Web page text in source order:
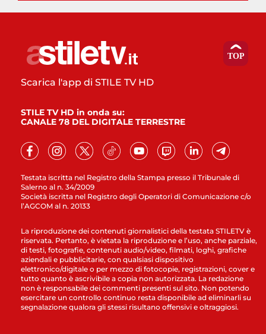
Testata iscritta nel Registro della Stampa presso il Tribunale di
Salerno al n. 34/2009
Società iscritta nel Registro degli Operatori di Comunicazione c/o
l’AGCOM al n. 20133
Scarica l'app di STILE TV HD
STILE TV HD in onda su:
CANALE 78 DEL DIGITALE TERRESTRE
La riproduzione dei contenuti giornalistici della testata STILETV è
riservata. Pertanto, è vietata la riproduzione e l’uso, anche parziale,
di testi, fotografie, contenuti audio/video, filmati, loghi, grafiche
aziendali e pubblicitarie, con qualsiasi dispositivo
elettronico/digitale o per mezzo di fotocopie, registrazioni, cover e
tutto quanto è ascrivibile a copia non autorizzata. La redazione
non è responsabile dei commenti presenti sul sito. Non potendo
esercitare un controllo continuo resta disponibile ad eliminarli su
segnalazione qualora gli stessi risultano offensivi e oltraggiosi.